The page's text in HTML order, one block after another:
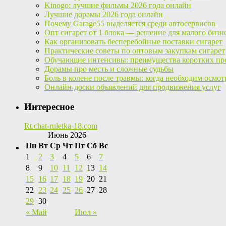
Kinogo: лучшие фильмы 2026 года онлайн
Лучшие дорамы 2026 года онлайн
Почему Garage55 выделяется среди автосервисов
Опт сигарет от 1 блока — решение для малого
Как организовать бесперебойные поставки сигарет
Практические советы по оптовым закупкам сигарет
Обучающие интенсивы: преимущества коротких
Дорамы про месть и сложные судьбы
Боль в колене после травмы: когда необходим
Онлайн-доски объявлений для продвижения услуг
Интересное
Rt.chat-ruletka-18.com
Июнь 2026
Пн Вт Ср Чт Пт Сб Вс
« Май Июл »
1 2 3 4 5 6
7
8
9 10 11 12 13 14
15 16 17 18 19 20 21
22
23 24 25 26 27 28
29 30